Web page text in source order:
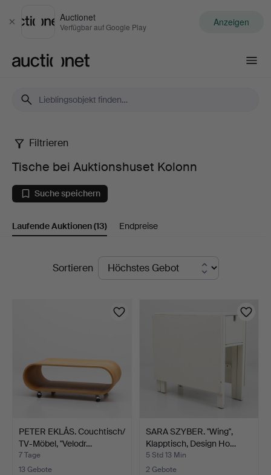
Schließen
Auctionet
Verfügbar auf Google Play Anzeigen
Tische
bei
Auktionshuset
Kolonn
Filtrieren
Tische bei Auktionshuset Kolonn
Suche speichern
Laufende Auktionen(13) Endpreise
LaufendeSortieren
PETER EKLÅS. Couchtisch/
TV-Möbel, "Velodr…
7 Tage
13 Gebote
SARA SZYBER. "Wing",
Klapptisch, Design Ho…
5 Std 13 Min
2 Gebote